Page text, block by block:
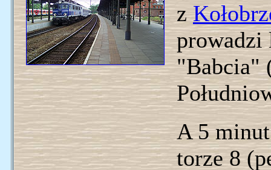
z
prowadzi
"Babcia"
A 5
torze 8